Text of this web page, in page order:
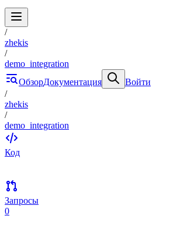
/
zhekis
/
demo_integration
ОбзорДокументация
Войти
/
zhekis
/
demo_integration
Код
Запросы
0